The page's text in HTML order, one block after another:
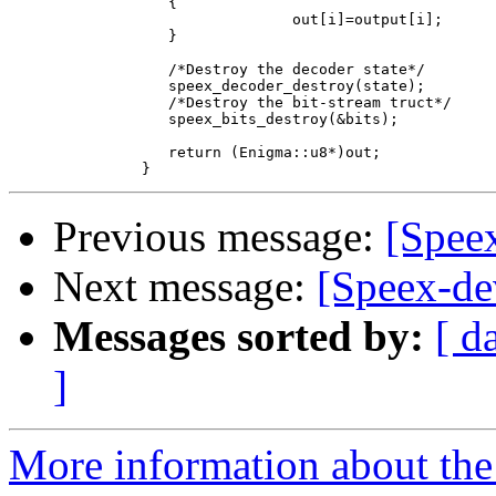
out[i]=output[i];
}
/*Destroy the decoder state*/
speex_decoder_destroy(state);
/*Destroy the bit-stream truct*/
speex_bits_destroy(&bits);
return (Enigma::u8*)out;
Previous message:
Next message: [Speex-
Messages sorted by: [
]
More information about